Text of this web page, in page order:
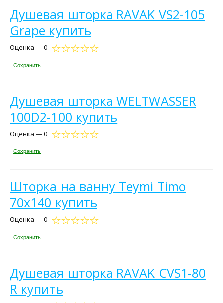
Душевая шторка RAVAK VS2-105
Grape купить
Оценка — 0
Сохранить
Душевая шторка WELTWASSER
100D2-100 купить
Оценка — 0
Сохранить
Шторка на ванну Teymi Timo
70х140 купить
Оценка — 0
Сохранить
Душевая шторка RAVAK CVS1-80
R купить